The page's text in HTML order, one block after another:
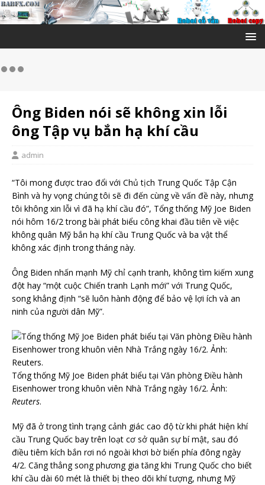
Ông Biden nói sẽ không xin lỗi
ông Tập vụ bắn hạ khí cầu
admin
“Tôi mong được trao đổi với Chủ tịch Trung Quốc Tập Cận
Bình và hy vọng chúng tôi sẽ đi đến cùng về vấn đề này, nhưng
tôi không xin lỗi vì đã hạ khí cầu đó”, Tổng thống Mỹ Joe Biden
nói hôm 16/2 trong bài phát biểu công khai đầu tiên về việc
không quân Mỹ bắn hạ khí cầu Trung Quốc và ba vật thể
không xác định trong tháng này.
Ông Biden nhấn mạnh Mỹ chỉ cạnh tranh, không tìm kiếm xung
đột hay “một cuộc Chiến tranh Lạnh mới” với Trung Quốc,
song khẳng định “sẽ luôn hành động để bảo vệ lợi ích và an
ninh của người dân Mỹ”.
Tổng thống Mỹ Joe Biden phát biểu tại Văn phòng Điều hành
Eisenhower trong khuôn viên Nhà Trắng ngày 16/2. Ảnh:
Reuters.
Mỹ đã ở trong tình trạng cảnh giác cao độ từ khi phát hiện khí
cầu Trung Quốc bay trên loạt cơ sở quân sự bí mật, sau đó
điều tiêm kích bắn rơi nó ngoài khơi bờ biển phía đông ngày
4/2. Căng thẳng song phương gia tăng khi Trung Quốc cho biết
khí cầu dài 60 mét là thiết bị theo dõi khí tượng, nhưng Mỹ